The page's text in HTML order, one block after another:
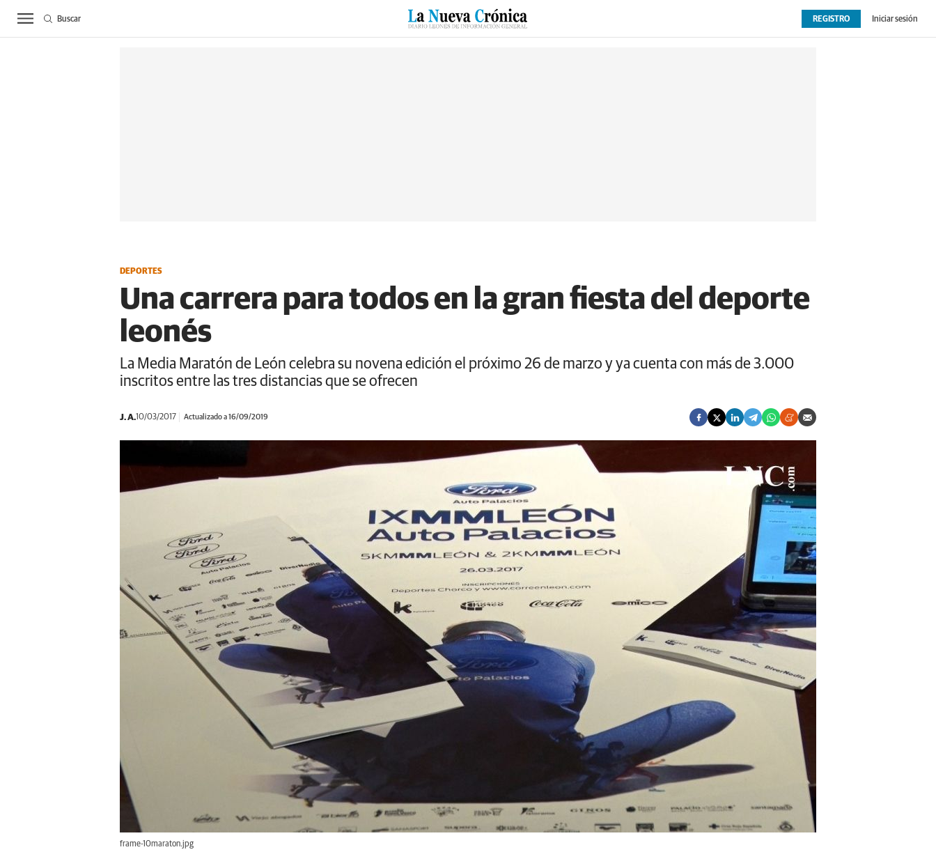
ACTUALIDAD BIERZO SUCESOS CULTURAS ESPECIALES DEPORTES OPINIÓN EXTRAS
REGISTRO Iniciar sesión
Buscar
DEPORTES
Una carrera para todos en la gran fiesta del deporte
leonés
La Media Maratón de León celebra su novena edición el próximo 26 de marzo y ya cuenta con más de 3.000
inscritos entre las tres distancias que se ofrecen
J. A.10/03/2017 Actualizado a 16/09/2019
frame-10maraton.jpg